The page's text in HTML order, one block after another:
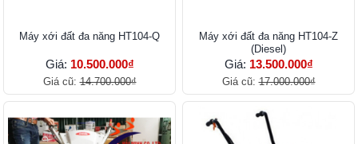
Máy xới đất đa năng HT104-Q
Giá: 10.500.000₫
Giá cũ:14.700.000₫
Máy xới đất đa năng HT104-Z
(Diesel)
Giá: 13.500.000₫
Giá cũ:17.000.000₫